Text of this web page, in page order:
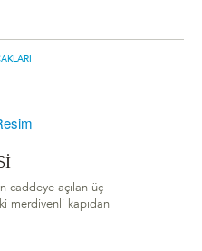
caddeye açılan üç
merdivenli kapıdan